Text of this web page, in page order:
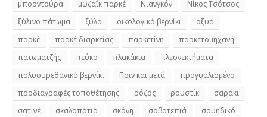
μπορντούρα
μωζαΐκ παρκέ Νιανγκόν
Νίκος Τσότσος
ξύλινο πάτωμα
ξύλο οικολογικό βερνίκι
οξυά
παρκέ
παρκέ διαρκείας παρκετίνη
παρκετομηχανή
πατωματζής
πεύκο πλακάκια
πλεονεκτήματα
πολυουρεθανικό βερνίκι
Πριν και μετά
προγυαλισμένο
προδιαγραφές τοποθέτησης
ρόζος ρουστίκ
σαράκι
σατινέ
σκαλοπάτια σκόνη σοβατεπιά
σουηδικό